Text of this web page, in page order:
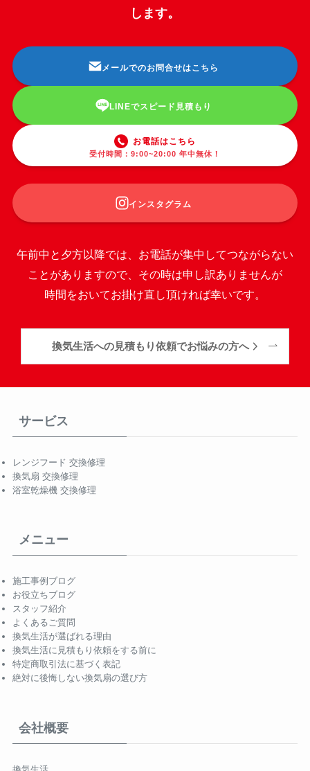
します。
メールでのお問合せはこちら
LINEでスピード見積もり
お電話はこちら
受付時間：9:00~20:00 年中無休！
インスタグラム
午前中と夕方以降では、お電話が集中してつながらない
ことがありますので、その時は申し訳ありませんが
時間をおいてお掛け直し頂ければ幸いです。
換気生活への見積もり依頼でお悩みの方へ
サービス
レンジフード 交換修理
換気扇 交換修理
浴室乾燥機 交換修理
メニュー
施工事例ブログ
お役立ちブログ
スタッフ紹介
よくあるご質問
換気生活が選ばれる理由
換気生活に見積もり依頼をする前に
特定商取引法に基づく表記
絶対に後悔しない換気扇の選び方
会社概要